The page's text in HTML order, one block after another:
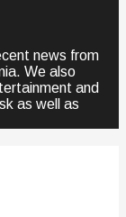
news from
We also
and
as well as